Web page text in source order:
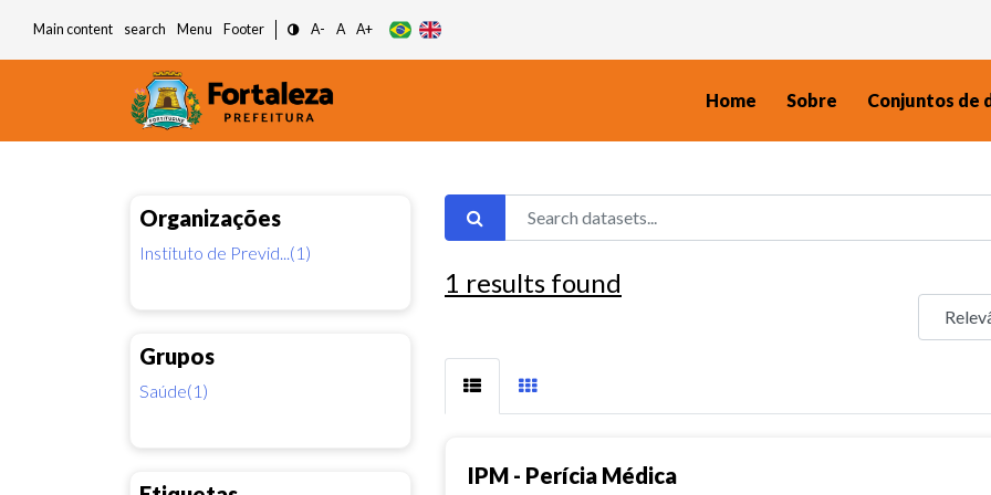
Main content search Menu Footer A- A A+
Home Sobre Conjuntos de
Organizações
Instituto de Previd...(1)
Grupos
Saúde(1)
1 results found
IPM - Perícia Médica